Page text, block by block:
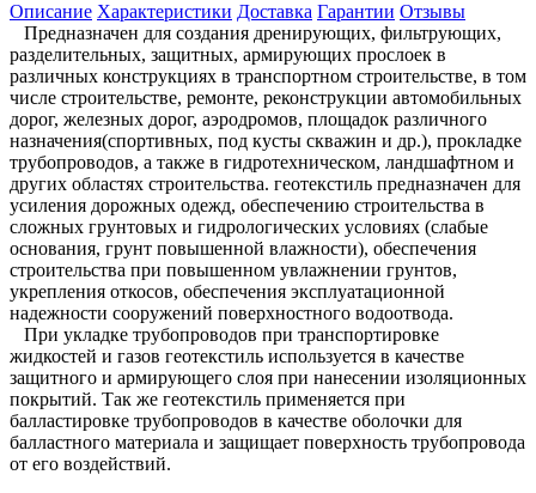
Описание Характеристики Доставка Гарантии Отзывы
Предназначен для создания дренирующих, фильтрующих,
разделительных, защитных, армирующих прослоек в
различных конструкциях в транспортном строительстве, в том
числе строительстве, ремонте, реконструкции автомобильных
дорог, железных дорог, аэродромов, площадок различного
назначения(спортивных, под кусты скважин и др.), прокладке
трубопроводов, а также в гидротехническом, ландшафтном и
других областях строительства. геотекстиль предназначен для
усиления дорожных одежд, обеспечению строительства в
сложных грунтовых и гидрологических условиях (слабые
основания, грунт повышенной влажности), обеспечения
строительства при повышенном увлажнении грунтов,
укрепления откосов, обеспечения эксплуатационной
надежности сооружений поверхностного водоотвода.
При укладке трубопроводов при транспортировке
жидкостей и газов геотекстиль используется в качестве
защитного и армирующего слоя при нанесении изоляционных
покрытий. Так же геотекстиль применяется при
балластировке трубопроводов в качестве оболочки для
балластного материала и защищает поверхность трубопровода
от его воздействий.